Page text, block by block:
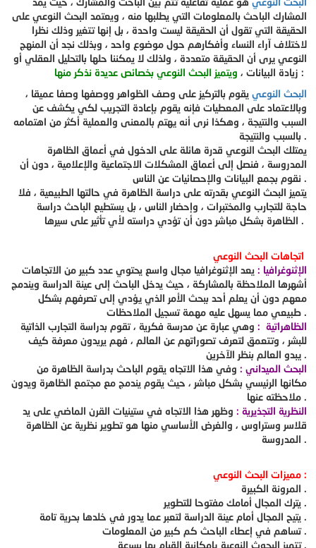
المشارك الباحث بالمعلومات التي يطلبها منه ، ويعتمد البحث النوعي على
الحقيقة التي تقول أن الحقيقة ليست واحدة ، بل إنها تتغير وذلك نظرا
لاختلاف آراء النساء وأفكارهم حول موضوع واحد ، وبذلك نجد أن المنهج
النوعي يرى أن الحقيقة متعددة ، ولذلك لا يمكننا حلها بالتحليل العقلي أو
زيادة البيانات ، ويتميز البحث النوعي بخصائص عديدة نذكر منها
:
البحث النوعي يقوم بالتركيز على وصف الظواهر ووصفها وصفا عميقا ،
وبالاعتماد على المعطيات فإنه يقوم بإعادة التجريب لكي يكشف عن
السبب والنتيجة ، وهكذا نرى أنه يهتم بالمعنى والعملية أكثر من اهتمامه
بالسبب والنتيجة .
يمتلك البحث النوعي قدرة هائلة على الدخول في أعماق الظاهرة
المدروسة ، فنصل إلى أعماق المشكلات الاجتماعية والإعلامية ، دون أن
نقوم بجمع البيانات والإحصائيات عن الناس .
يتميز البحث النوعي بقدرته على دراسة الظاهرة في حالتها الطبيعية ، فلا
حاجة للتجارب والمختبرات ، وإحضار الناس ، بل يستطيع الباحث دراسة
الظاهرة بشكل مباشر دون أن تؤدي دراسته لأي تأثير على سيرها .
الإثنوغرافيا : يعد الإثنوغرافيا مجال واسع يحتوي عدد كبير من الاتجاهات
أشهرها الملاحظة بالمشاركة ، حيث يدخل الباحث إلى عينة الدراسة ويندمج
معهم دون أن يعلم أحد ببحث الأمر الذي يؤدي إلى تصرفهم بشكل
طبيعي مما يسهل عليه مهمة تسجيل الملاحظات .
الظاهراتية : وهي عبارة عن مدرسة فكرية ، تقوم بدراسة التجارب الذاتية
للبشر ، وتتعمق لتعرف تصوراتهم عن العالم ، فهم يريدون معرفة كيف
يبدو العالم بنظر الآخرين .
البحث الميداني : وفي هذا الاتجاه يقوم الباحث بدراسة الظاهرة من
مكانها الرئيسي بشكل مباشر ، حيث يقوم يندمج مع مجتمع الظاهرة ويدون
ملاحظته عنها .
النظرية التجذيرية : وظهر هذا الاتجاه في ستينيات القرن الماضي على يد
قلاسر وستراوس ، والغرض الأساسي منها هو تطوير نظرية عن الظاهرة
المدروسة .
مميزات البحث النوعي :
المرونة الكبيرة .
يترك المجال أمامك مفتوحا للتطوير .
يتيح المجال أمام عينة الدراسة لتعبر عما يدور في خلدها بحرية تامة .
تساهم في إعطاء الباحث كم كبير من المعلومات .
تتميز البحوث النوعية بإمكانية القيام بها بسرعة .